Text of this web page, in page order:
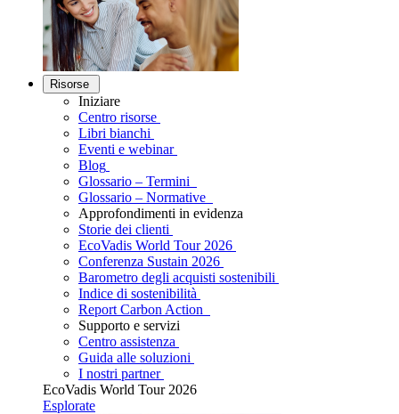
Risorse
Iniziare
Centro risorse
Libri bianchi
Eventi e webinar
Blog
Glossario – Termini
Glossario – Normative
Approfondimenti in evidenza
Storie dei clienti
EcoVadis World Tour 2026
Conferenza Sustain 2026
Barometro degli acquisti sostenibili
Indice di sostenibilità
Report Carbon Action
Supporto e servizi
Centro assistenza
Guida alle soluzioni
I nostri partner
EcoVadis World Tour 2026
Esplorate